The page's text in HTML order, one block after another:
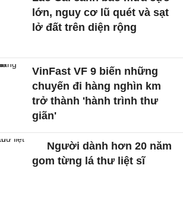
lớn, nguy cơ lũ quét và sạt
lở đất trên diện rộng
VinFast VF 9 biến những
chuyến đi hàng nghìn km
trở thành 'hành trình thư
giãn'
Người dành hơn 20 năm
gom từng lá thư liệt sĩ